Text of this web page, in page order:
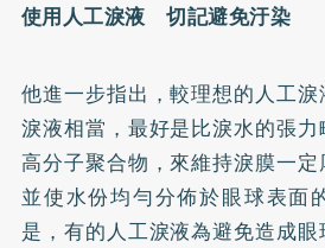
使用人工淚液 切記避免汙染
他進一步指出，較理想的人工
淚液相當，最好是比淚水的張
高分子聚合物，來維持淚膜一
並使水份均勻分佈於眼球表面
是，有的人工淚液為避免造成